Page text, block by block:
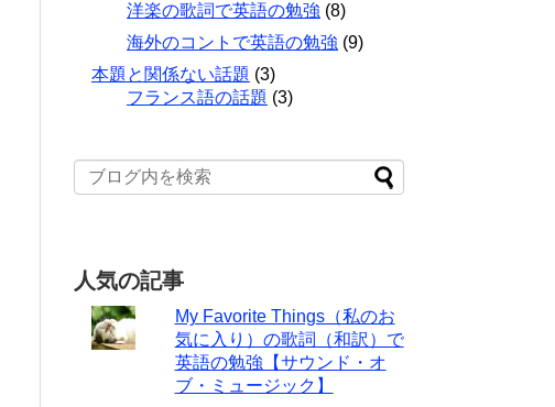
洋楽の歌詞で英語の勉強 (8)
海外のコントで英語の勉強 (9)
本題と関係ない話題 (3)
フランス語の話題 (3)
人気の記事
My Favorite Things（私のお
気に入り）の歌詞（和訳）で
英語の勉強【サウンド・オ
ブ・ミュージック】